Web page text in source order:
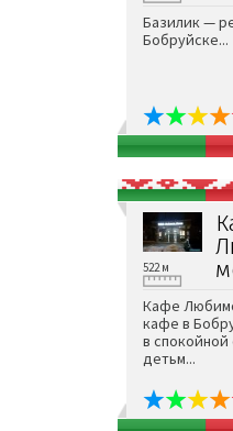
Базилик —
Бобруйске...
522 м
Кафе
кафе в
в спокойной
детьм...